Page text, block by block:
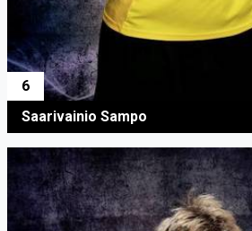
6
Saarivainio Sampo